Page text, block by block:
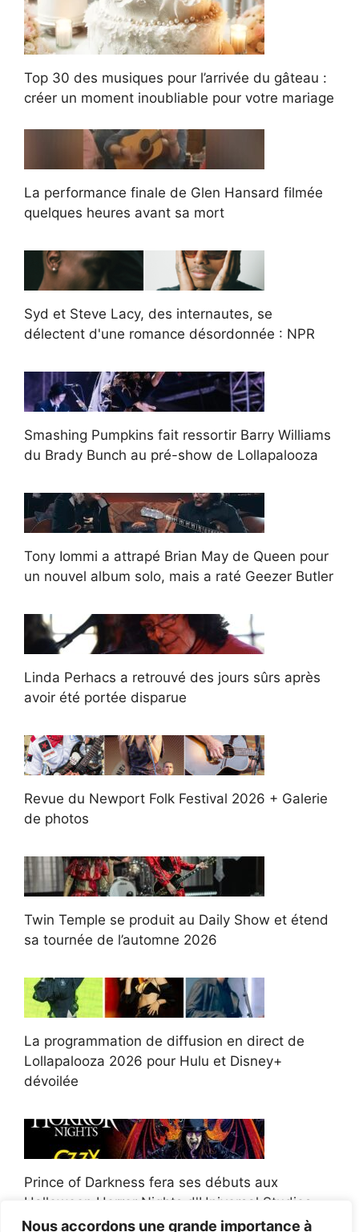
Nous accordons une grande importance à
Top 30 des musiques pour l’arrivée du gâteau :
créer un moment inoubliable pour votre mariage
La performance finale de Glen Hansard filmée
quelques heures avant sa mort
Syd et Steve Lacy, des internautes, se
délectent d'une romance désordonnée : NPR
Smashing Pumpkins fait ressortir Barry Williams
du Brady Bunch au pré-show de Lollapalooza
Tony Iommi a attrapé Brian May de Queen pour
un nouvel album solo, mais a raté Geezer Butler
Linda Perhacs a retrouvé des jours sûrs après
avoir été portée disparue
Revue du Newport Folk Festival 2026 + Galerie
de photos
Twin Temple se produit au Daily Show et étend
sa tournée de l’automne 2026
La programmation de diffusion en direct de
Lollapalooza 2026 pour Hulu et Disney+
dévoilée
Prince of Darkness fera ses débuts aux
Halloween Horror Nights d'Universal Studios